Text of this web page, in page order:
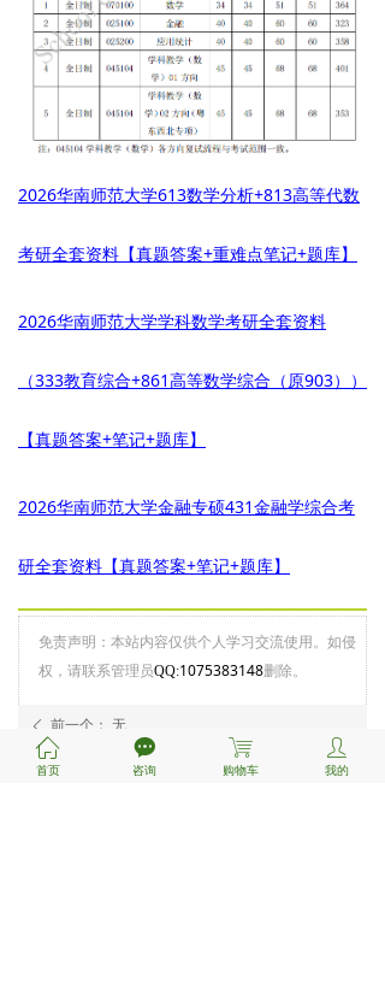
2026华南师范大学613数学分析+813高等代数
考研全套资料【真题答案+重难点笔记+题库】
2026华南师范大学学科数学考研全套资料
（333教育综合+861高等数学综合（原903））
【真题答案+笔记+题库】
2026华南师范大学金融专硕431金融学综合考
研全套资料【真题答案+笔记+题库】
免责声明：本站内容仅供个人学习交流使用。如侵
权，请联系管理员QQ:1075383148删除。
ꄴ 前一个： 无
ꄲ 后一个：
ꀇ
首页
끁
咨询
ꁈ
购物车
ꄑ
我的